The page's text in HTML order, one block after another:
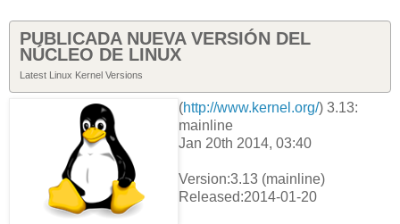
PUBLICADA NUEVA VERSIÓN DEL
NÚCLEO DE LINUX
Latest Linux Kernel Versions
(http://www.kernel.org/) 3.13:
mainline
Jan 20th 2014, 03:40
Version:3.13 (mainline)
Released:2014-01-20